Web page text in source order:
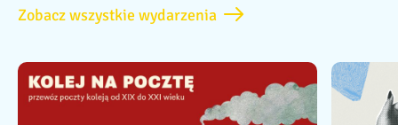
Zobacz wszystkie wydarzenia